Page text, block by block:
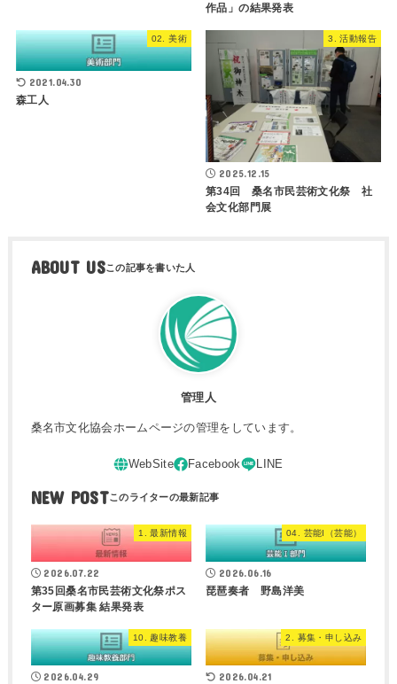
作品」の結果発表
02. 美術
2021.04.30
森工人
3. 活動報告
2025.12.15
第34回 桑名市民芸術文化祭 社
会文化部門展
ABOUT US
管理人
桑名市文化協会ホームページの管理をしています。
NEW POST
1. 最新情報
2026.07.22
第35回桑名市民芸術文化祭ポス
ター原画募集 結果発表
04. 芸能I（芸能）
2026.06.16
琵琶奏者 野島洋美
10. 趣味教養
2026.04.29
2. 募集・申し込み
2026.04.21